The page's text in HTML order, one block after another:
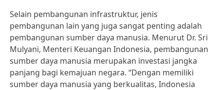
Selain pembangunan infrastruktur, jenis
pembangunan lain yang juga sangat penting adalah
pembangunan sumber daya manusia. Menurut Dr. Sri
Mulyani, Menteri Keuangan Indonesia, pembangunan
sumber daya manusia merupakan investasi jangka
panjang bagi kemajuan negara. “Dengan memiliki
sumber daya manusia yang berkualitas, Indonesia